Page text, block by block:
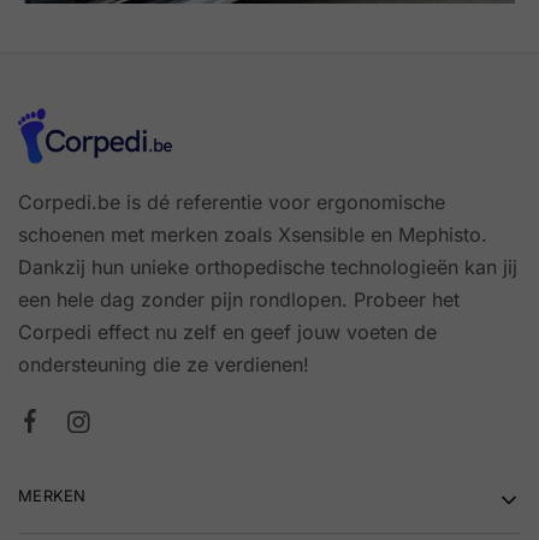
Corpedi.be is dé referentie voor ergonomische
schoenen met merken zoals Xsensible en Mephisto.
Dankzij hun unieke orthopedische technologieën kan jij
een hele dag zonder pijn rondlopen. Probeer het
Corpedi effect nu zelf en geef jouw voeten de
ondersteuning die ze verdienen!
MERKEN